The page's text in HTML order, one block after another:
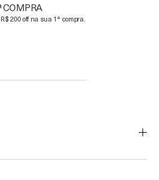
COMPRA
200 off na sua 1ª compra.